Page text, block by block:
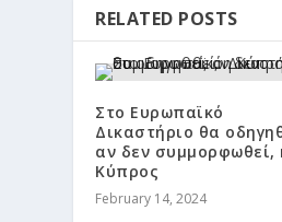
RELATED POSTS
Στο Ευρωπαϊκό
Δικαστήριο θα
αν δεν συμμορφωθεί,
Κύπρος
February 14, 2024